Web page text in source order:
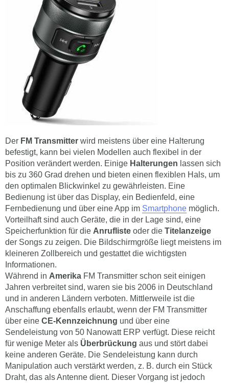
Der FM Transmitter wird meistens über eine Halterung
befestigt, kann bei vielen Modellen auch flexibel in der
Position verändert werden. Einige Halterungen lassen sich
bis zu 360 Grad drehen und bieten einen flexiblen Hals, um
den optimalen Blickwinkel zu gewährleisten. Eine
Bedienung ist über das Display, ein Bedienfeld, eine
Fernbedienung und über eine App im Smartphone möglich.
Vorteilhaft sind auch Geräte, die in der Lage sind, eine
Speicherfunktion für die Anrufliste oder die Titelanzeige
der Songs zu zeigen. Die Bildschirmgröße liegt meistens im
kleineren Zollbereich und gestattet die wichtigsten
Informationen.
Während in Amerika FM Transmitter schon seit einigen
Jahren verbreitet sind, waren sie bis 2006 in Deutschland
und in anderen Ländern verboten. Mittlerweile ist die
Anschaffung ebenfalls erlaubt, wenn der FM Transmitter
über eine CE-Kennzeichnung und über eine
Sendeleistung von 50 Nanowatt ERP verfügt. Diese reicht
für wenige Meter als Überbrückung aus und stört dabei
keine anderen Geräte. Die Sendeleistung kann durch
Manipulation auch verstärkt werden, z. B. durch ein Stück
Draht, das als Antenne dient. Dieser Vorgang ist jedoch